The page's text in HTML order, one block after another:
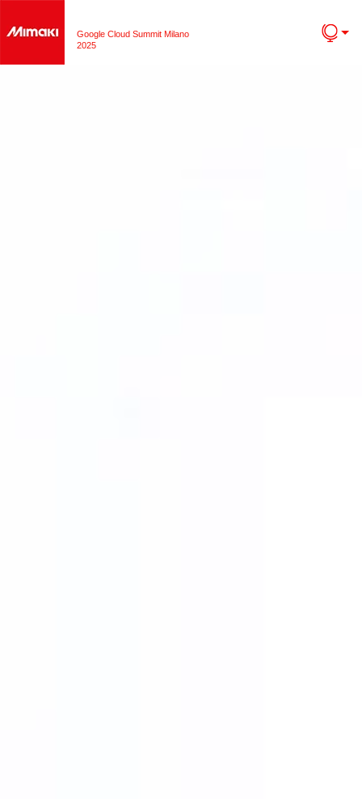
Google Cloud Summit Milano
2025